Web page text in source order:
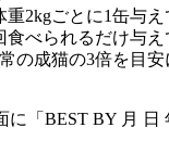
2kgごとに1缶与え
食べられるだけ与え
の成猫の3倍を目安
に「BEST BY 月 日